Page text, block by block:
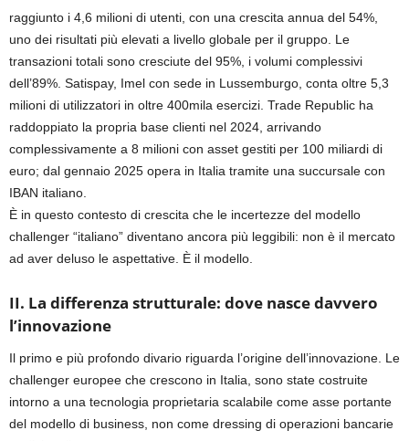
raggiunto i 4,6 milioni di utenti, con una crescita annua del 54%,
uno dei risultati più elevati a livello globale per il gruppo. Le
transazioni totali sono cresciute del 95%, i volumi complessivi
dell’89%. Satispay, Imel con sede in Lussemburgo, conta oltre 5,3
milioni di utilizzatori in oltre 400mila esercizi. Trade Republic ha
raddoppiato la propria base clienti nel 2024, arrivando
complessivamente a 8 milioni con asset gestiti per 100 miliardi di
euro; dal gennaio 2025 opera in Italia tramite una succursale con
IBAN italiano.
È in questo contesto di crescita che le incertezze del modello
challenger “italiano” diventano ancora più leggibili: non è il mercato
ad aver deluso le aspettative. È il modello.
II. La differenza strutturale: dove nasce davvero
l’innovazione
Il primo e più profondo divario riguarda l’origine dell’innovazione. Le
challenger europee che crescono in Italia, sono state costruite
intorno a una tecnologia proprietaria scalabile come asse portante
del modello di business, non come dressing di operazioni bancarie